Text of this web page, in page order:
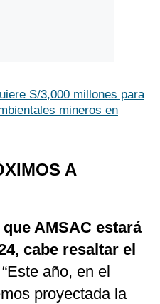
S/3,000 millones para
mineros en
A
AMSAC estará
cabe resaltar el
“Este año, en el
proyectada la